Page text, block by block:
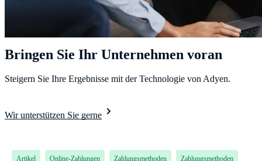
Bringen Sie Ihr Unternehmen voran
Steigern Sie Ihre Ergebnisse mit der Technologie von Adyen.
Wir unterstützen Sie gerne
Artikel Online-Zahlungen Zahlungsmethoden Zahlungsmethoden